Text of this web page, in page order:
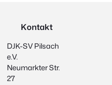
Kontakt
DJK-SV Pilsach
e.V.
Neumarkter Str.
27